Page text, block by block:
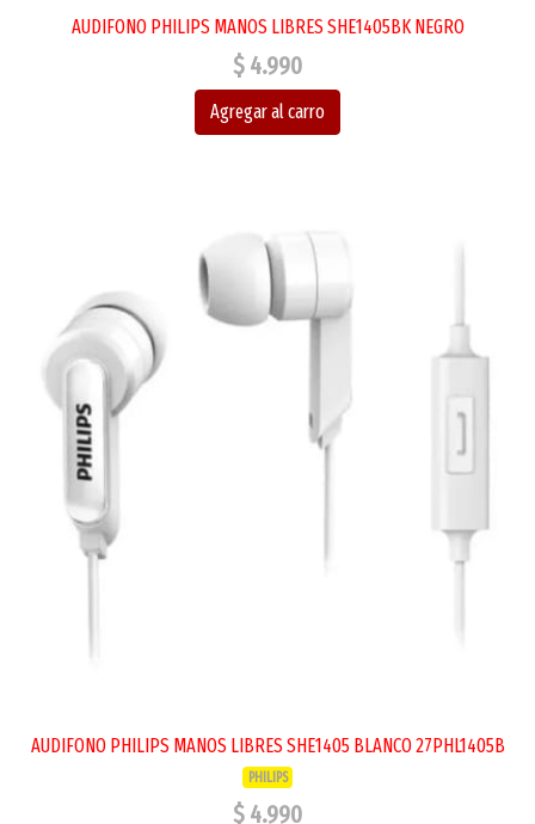
AUDIFONO PHILIPS MANOS LIBRES SHE1405BK NEGRO
$ 4.990
Agregar al carro
AUDIFONO PHILIPS MANOS LIBRES SHE1405 BLANCO 27PHL1405B
PHILIPS
$ 4.990